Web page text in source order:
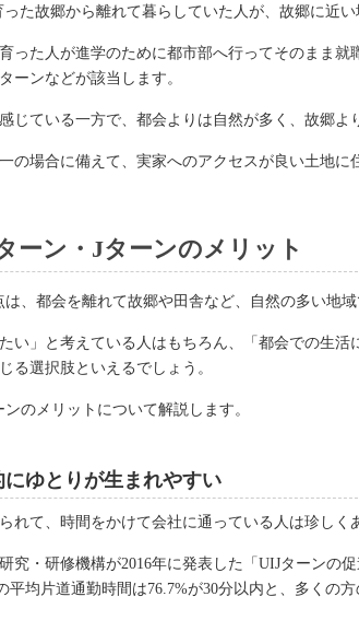
た故郷から離れて暮らしていた人が、故郷に近
った人が進学のために都市部へ行ってそのまま
ーンなどが該当します。
じている一方で、都会よりは自然が多く、故郷
の場合に備えて、実家へのアクセスが良い土地に
ーン・Jターンのメリット
、都会を離れて故郷や田舎など、自然の多い地域
い」と考えている人はもちろん、「都会での生
る選択肢といえるでしょう。
のメリットについて解説します。
にゆとりが生まれやすい
れて、時間をかけて会社に通っている人は珍し
究・研修機構が2016年に発表した「UIJターン
平均片道通勤時間は76.7%が30分以内と、多くの